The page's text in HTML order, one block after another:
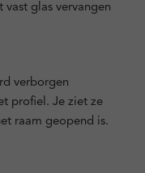
glas vervangen
verborgen
profiel. Je ziet ze
raam geopend is.